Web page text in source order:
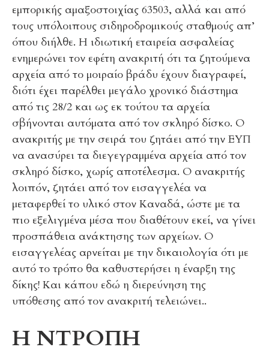
εμπορικής αμαξοστοιχίας 63503, αλλά και από
τους υπόλοιπους σιδηροδρομικούς σταθμούς απ’
όπου διήλθε. Η ιδιωτική εταιρεία ασφαλείας
ενημερώνει τον εφέτη ανακριτή ότι τα ζητούμενα
αρχεία από το μοιραίο βράδυ έχουν διαγραφεί,
διότι έχει παρέλθει μεγάλο χρονικό διάστημα
από τις 28/2 και ως εκ τούτου τα αρχεία
σβήνονται αυτόματα από τον σκληρό δίσκο. Ο
ανακριτής με την σειρά του ζητάει από την ΕΥΠ
να ανασύρει τα διεγεγραμμένα αρχεία από τον
σκληρό δίσκο, χωρίς αποτέλεσμα. Ο ανακριτής
λοιπόν, ζητάει από τον εισαγγελέα να
μεταφερθεί το υλικό στον Καναδά, ώστε με τα
πιο εξελιγμένα μέσα που διαθέτουν εκεί, να γίνει
προσπάθεια ανάκτησης των αρχείων. Ο
εισαγγελέας αρνείται με την δικαιολογία ότι με
αυτό το τρόπο θα καθυστερήσει η έναρξη της
δίκης! Και κάπου εδώ η διερεύνηση της
υπόθεσης από τον ανακριτή τελειώνει..
Η ΝΤΡΟΠΗ